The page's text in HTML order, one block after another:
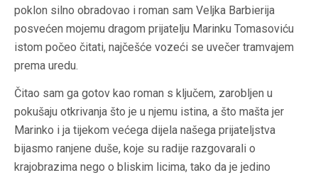
poklon silno obradovao i roman sam Veljka Barbierija
posvećen mojemu dragom prijatelju Marinku Tomasoviću
istom počeo čitati, najčešće vozeći se uvečer tramvajem
prema uredu.
Čitao sam ga gotov kao roman s ključem, zarobljen u
pokušaju otkrivanja što je u njemu istina, a što mašta jer
Marinko i ja tijekom većega dijela našega prijateljstva
bijasmo ranjene duše, koje su radije razgovarali o
krajobrazima nego o bliskim licima, tako da je jedino